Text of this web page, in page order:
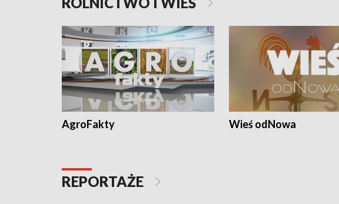
AgroFakty Wieś odNowa
REPORTAŻE